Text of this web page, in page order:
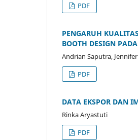
PDF
PENGARUH
BOOTH DESIGN
Andrian Saputra,
PDF
DATA EKSPOR DAN
Rinka Aryastuti
PDF